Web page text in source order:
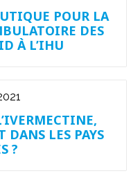
POUR LA
DES
À L’IHU
DANS LES PAYS
?